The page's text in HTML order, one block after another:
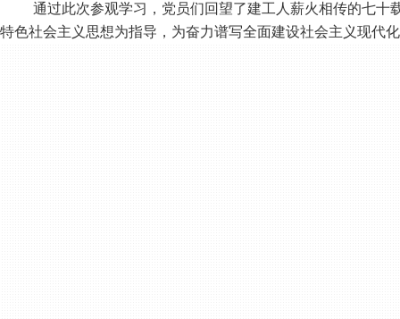
通过此次参观学习，党员们回望了建工人薪火相传的七
特色社会主义思想为指导，为奋力谱写全面建设社会主义现代